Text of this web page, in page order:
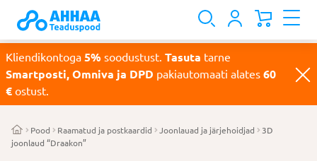
Kliendikontoga 5% soodustust. Tasuta tarne
Smartposti, Omniva ja DPD pakiautomaati alates 60
€ ostust.
Pood Raamatud ja postkaardid Joonlauad ja järjehoidjad
3D
joonlaud “Draakon”